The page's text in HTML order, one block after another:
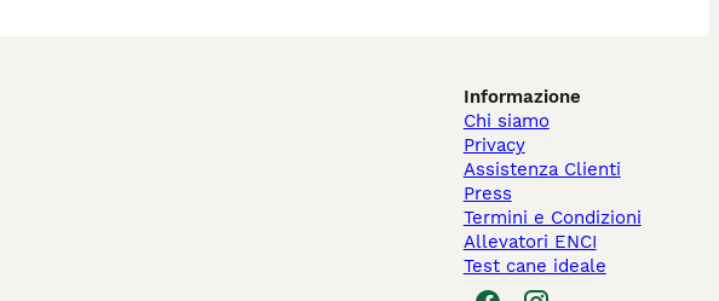
Informazione
Chi siamo
Privacy
Assistenza Clienti
Press
Termini e Condizioni
Allevatori ENCI
Test cane ideale